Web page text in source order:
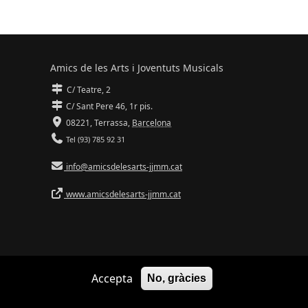
Amics de les Arts i Joventuts Musicals
C/ Teatre, 2
C/ Sant Pere 46, 1r pis.
08221,Terrassa, Barcelona
Tel (93) 785 92 31
info@amicsdelesarts-jjmm.cat
www.amicsdelesarts-jjmm.cat
Drupal perCommunia | Hosting d'
Accepta No, gràcies